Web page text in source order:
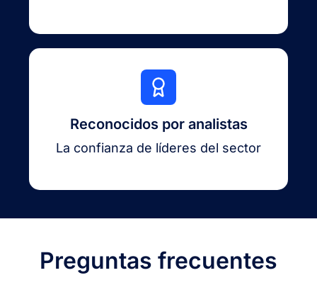
Reconocidos por analistas
La confianza de líderes del sector
Preguntas frecuentes